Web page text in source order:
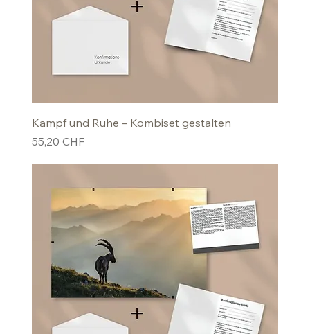
Kampf und Ruhe – Kombiset gestalten
Preis
55,20 CHF